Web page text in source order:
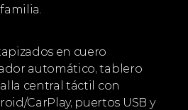
en cuero
automático, tablero
central táctil con
CarPlay, puertos USB y